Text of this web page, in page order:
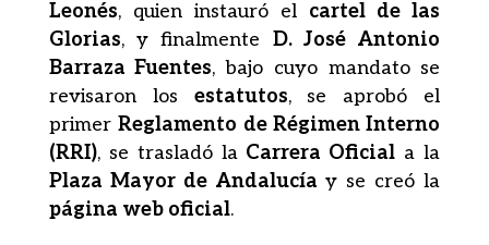
Leonés, quien instauró el cartel de las
Glorias, y finalmente D. José Antonio
Barraza Fuentes, bajo cuyo mandato se
revisaron los estatutos, se aprobó el
primerReglamento de Régimen Interno
(RRI), se trasladó la Carrera Oficial a la
Plaza Mayor de Andalucía y se creó la
página web oficial.